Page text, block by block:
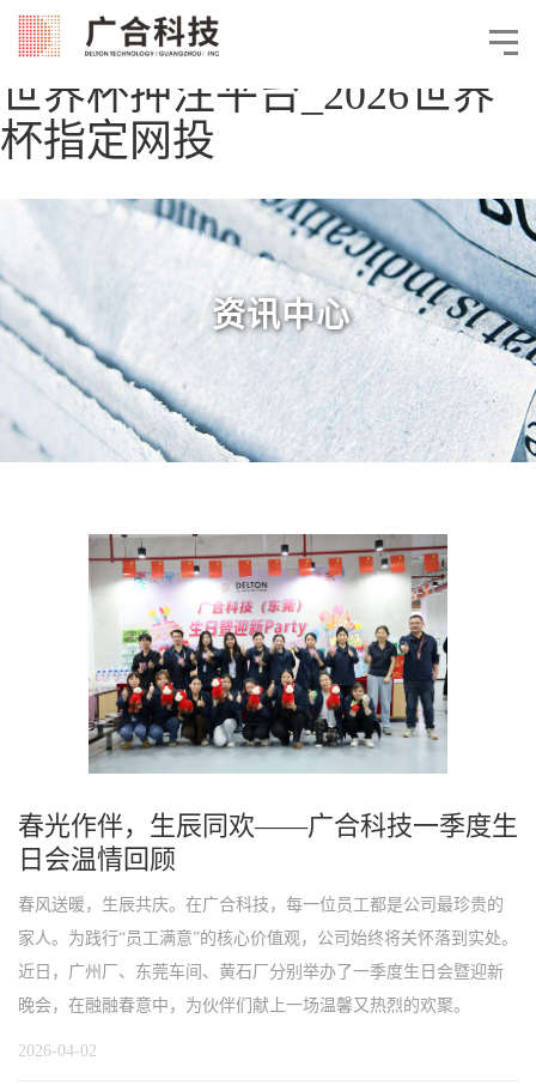
世界杯押注平台_2026世界
杯指定网投
资讯中心
春光作伴，生辰同欢——广合科技一季度生
日会温情回顾
春风送暖，生辰共庆。在广合科技，每一位员工都是公司最珍贵的
家人。为践行“员工满意”的核心价值观，公司始终将关怀落到实处。
近日，广州厂、东莞车间、黄石厂分别举办了一季度生日会暨迎新
晚会，在融融春意中，为伙伴们献上一场温馨又热烈的欢聚。
2026-04-02